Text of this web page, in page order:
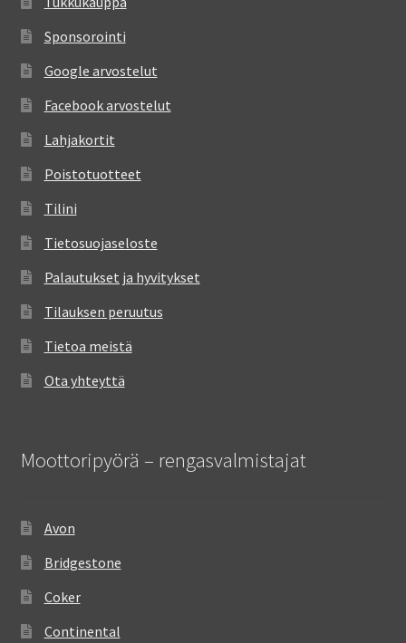
Sponsorointi
Google arvostelut
Facebook arvostelut
Lahjakortit
Poistotuotteet
Tilini
Tietosuojaseloste
Palautukset ja hyvitykset
Tilauksen peruutus
Tietoa meistä
Ota yhteyttä
Moottoripyörä – rengasvalmistajat
Avon
Bridgestone
Coker
Continental